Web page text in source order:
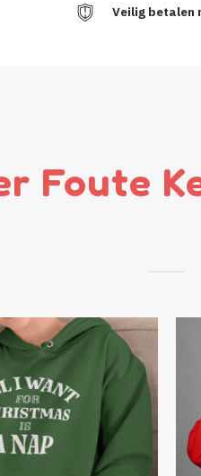
Veilig betalen
Foute